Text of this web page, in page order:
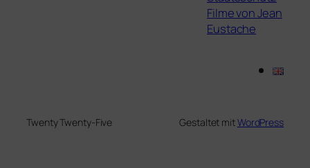
Filme von Jean
Eustache
Twenty Twenty-Five Gestaltet mitWordPress